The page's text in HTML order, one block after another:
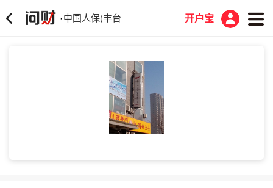
·中国人保(丰台北路) 开户宝